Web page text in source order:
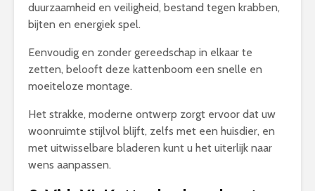
duurzaamheid en veiligheid, bestand tegen krabben,
bijten en energiek spel.
Eenvoudig en zonder gereedschap in elkaar te
zetten, belooft deze kattenboom een snelle en
moeiteloze montage.
Het strakke, moderne ontwerp zorgt ervoor dat uw
woonruimte stijlvol blijft, zelfs met een huisdier, en
met uitwisselbare bladeren kunt u het uiterlijk naar
wens aanpassen.